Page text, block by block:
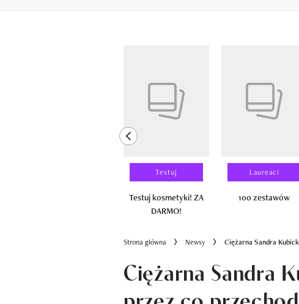
previous element
Testuj
Testuj kosmetyki! ZA
DARMO!
Laureaci
100 zestawów
Strona główna Newsy Ciężarna Sandra
Ciężarna Sandra